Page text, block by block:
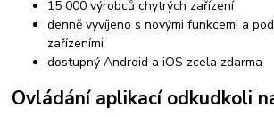
15 000 výrobců chytrých zařízení
denně vyvíjeno s novými funkcemi a
zařízeními
dostupný Android a iOS zcela zdarma
Ovládání aplikací odkudkoli